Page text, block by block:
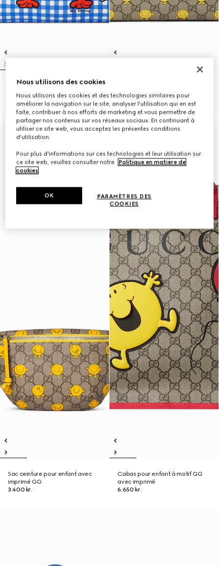
Sac à dos avec imprimé pour
enfant
8.250 kr.
à imprimé
8.250 kr.
Sac ceinture pour enfant avec
imprimé GG
3.400 kr.
Cabas pour enfant à motif GG
avec imprimé
6.650 kr.
Nous utilisons des cookies
Nous utilisons des cookies et des technologies similaires pour
améliorer la navigation sur le site, analyser l'utilisation qui en est
faite, contribuer à nos efforts de marketing et vous permettre de
partager nos contenus sur vos réseaux sociaux. En continuant à
utiliser ce site web, vous acceptez les présentes conditions
d'utilisation.
Pour plus d'informations sur ces technologies et leur utilisation sur
ce site web, veuillez consulter notre
Politique en matière de
cookies.
PARAMÈTRES DES
COOKIES
OK